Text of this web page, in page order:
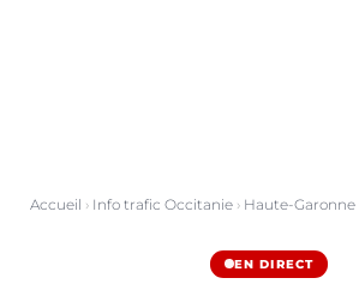
Accueil › Info trafic Occitanie › Haute-Garonne
EN DIRECT